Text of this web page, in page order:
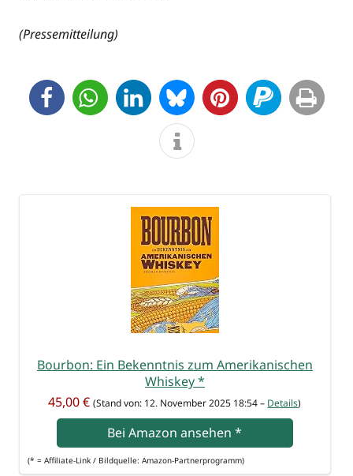
(Pres­se­mit­tei­lung)
Bour­bon: Ein Bekennt­nis zum Ame­ri­ka­ni­schen
Whis­key*
45,00 € (Stand von: 12. Novem­ber 2025 18:54 – Details)
Bei Ama­zon anse­hen*
(* = Affi­lia­te-Link / Bild­quel­le: Amazon-Partnerprogramm)